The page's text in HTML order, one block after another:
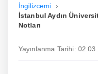
En Hızlı İngilizce
En Ucuz İngilizce
İngilizcemi
İstanbul Aydın
Notları
Yayınlanma Tarihi: